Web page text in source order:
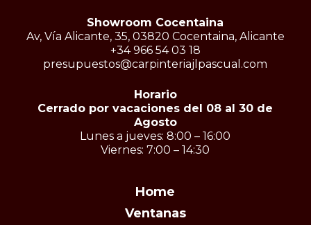
Showroom Cocentaina
Av, Vía Alicante, 35, 03820 Cocentaina, Alicante
+34 966 54 03 18
presupuestos@carpinteriajlpascual.com
Horario
Cerrado por vacaciones del 08 al 30 de
Agosto
Lunes a jueves: 8:00 – 16:00
Viernes: 7:00 – 14:30
Home
Ventanas